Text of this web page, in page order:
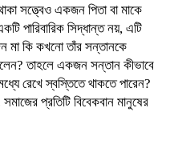
সত্ত্বেও একজন পিতা বা মাকে
পারিবারিক সিদ্ধান্ত নয়, এটি
মা কি কখনো তাঁর সন্তানকে
তাহলে একজন সন্তান কীভাবে
রেখে স্বস্তিতে থাকতে পারেন?
প্রতিটি বিবেকবান মানুষের